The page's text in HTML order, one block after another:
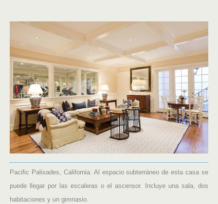
Pacific Palisades, California. Al espacio subterráneo de esta casa se
puede llegar por las escaleras o el ascensor. Incluye una sala, dos
habitaciones y un gimnasio.